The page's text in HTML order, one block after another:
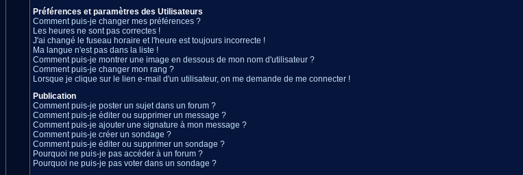
Préférences et paramètres des Utilisateurs
Comment puis-je changer mes préférences ?
Les heures ne sont pas correctes !
J'ai changé le fuseau horaire et l'heure est toujours incorrecte !
Ma langue n'est pas dans la liste !
Comment puis-je montrer une image en dessous de mon nom d'utilisateur ?
Comment puis-je changer mon rang ?
Lorsque je clique sur le lien e-mail d'un utilisateur, on me demande de me connecter !
Publication
Comment puis-je poster un sujet dans un forum ?
Comment puis-je éditer ou supprimer un message ?
Comment puis-je ajouter une signature à mon message ?
Comment puis-je créer un sondage ?
Comment puis-je éditer ou supprimer un sondage ?
Pourquoi ne puis-je pas accéder à un forum ?
Pourquoi ne puis-je pas voter dans un sondage ?